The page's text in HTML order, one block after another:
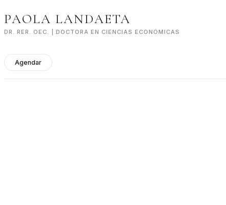
to
PAOLA LANDAETA
DR. RER. OEC. | DOCTORA EN CIENCIAS ECONÓMICAS
Agendar